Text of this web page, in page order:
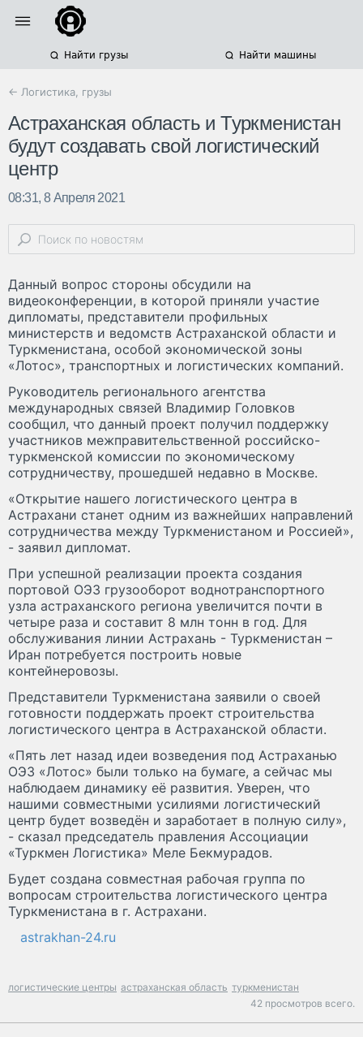
Найти грузы Найти машины
← Логистика, грузы
Астраханская область и Туркменистан
будут создавать свой логистический
центр
08:31, 8 Апреля 2021
Данный вопрос стороны обсудили на
видеоконференции, в которой приняли участие
дипломаты, представители профильных
министерств и ведомств Астраханской области и
Туркменистана, особой экономической зоны
«Лотос», транспортных и логистических компаний.
Руководитель регионального агентства
международных связей Владимир Головков
сообщил, что данный проект получил поддержку
участников межправительственной российско-
туркменской комиссии по экономическому
сотрудничеству, прошедшей недавно в Москве.
«Открытие нашего логистического центра в
Астрахани станет одним из важнейших направлений
сотрудничества между Туркменистаном и Россией»,
- заявил дипломат.
При успешной реализации проекта создания
портовой ОЭЗ грузооборот воднотранспортного
узла астраханского региона увеличится почти в
четыре раза и составит 8 млн тонн в год. Для
обслуживания линии Астрахань - Туркменистан –
Иран потребуется построить новые
контейнеровозы.
Представители Туркменистана заявили о своей
готовности поддержать проект строительства
логистического центра в Астраханской области.
«Пять лет назад идеи возведения под Астраханью
ОЭЗ «Лотос» были только на бумаге, а сейчас мы
наблюдаем динамику её развития. Уверен, что
нашими совместными усилиями логистический
центр будет возведён и заработает в полную силу»,
- сказал председатель правления Ассоциации
«Туркмен Логистика» Меле Бекмурадов.
Будет создана совместная рабочая группа по
вопросам строительства логистического центра
Туркменистана в г. Астрахани.
astrakhan-24.ru
логистические центры астраханская область туркменистан
42 просмотров всего.